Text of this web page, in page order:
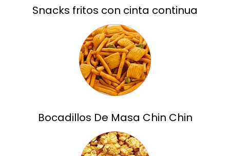
Snacks fritos con cinta continua
Bocadillos De Masa Chin Chin